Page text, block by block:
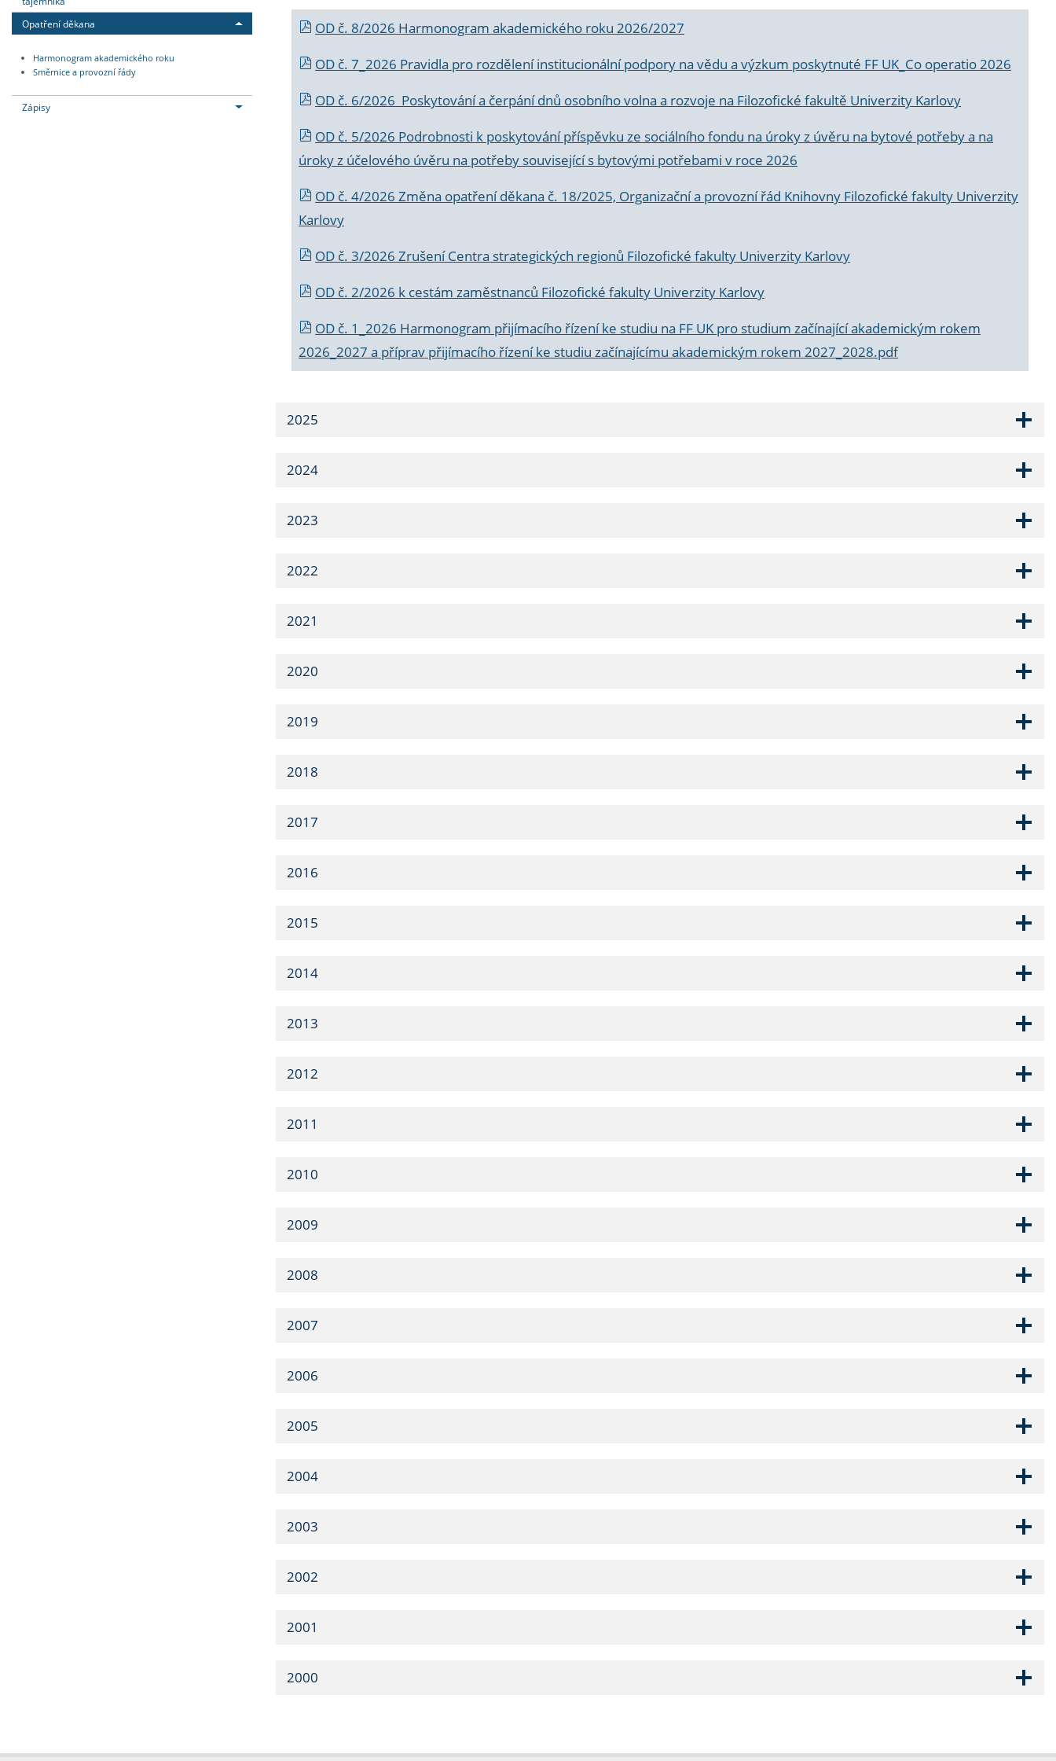
Opatření děkana
Harmonogram akademického roku
Směrnice a provozní řády
Zápisy
OD č. 8/2026 Harmonogram akademického roku 2026/2027
OD č. 7_2026 Pravidla pro rozdělení institucionální podpory na vědu a výzkum poskytnuté FF UK_Co operatio 2026
OD č. 6/2026 Poskytování a čerpání dnů osobního volna a rozvoje na Filozofické fakultě Univerzity Karlovy
OD č. 5/2026 Podrobnosti k poskytování příspěvku ze sociálního fondu na úroky z úvěru na bytové potřeby a na
úroky z účelového úvěru na potřeby související s bytovými potřebami v roce 2026
OD č. 4/2026 Změna opatření děkana č. 18/2025, Organizační a provozní řád Knihovny Filozofické fakulty Univerzity
Karlovy
OD č. 3/2026 Zrušení Centra strategických regionů Filozofické fakulty Univerzity Karlovy
OD č. 2/2026 k cestám zaměstnanců Filozofické fakulty Univerzity Karlovy
OD č. 1_2026 Harmonogram přijímacího řízení ke studiu na FF UK pro studium začínající akademickým rokem
2026_2027 a příprav přijímacího řízení ke studiu začínajícímu akademickým rokem 2027_2028.pdf
2025
2024
2023
2022
2021
2020
2019
2018
2017
2016
2015
2014
2013
2012
2011
2010
2009
2008
2007
2006
2005
2004
2003
2002
2001
2000